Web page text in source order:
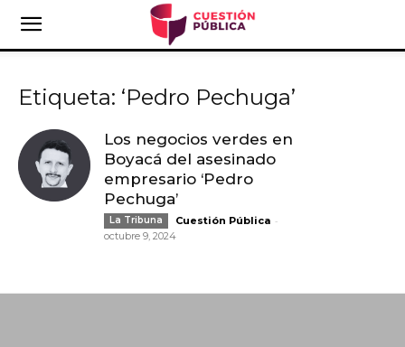
Etiqueta: ‘Pedro Pechuga’
Los negocios verdes en
Boyacá del asesinado
empresario ‘Pedro
Pechuga’
La Tribuna Cuestión Pública -
octubre 9, 2024